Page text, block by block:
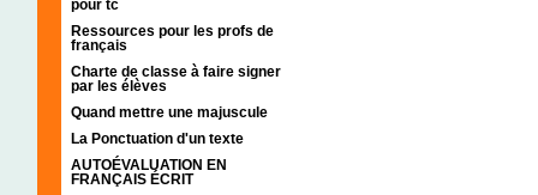
pour tc
Ressources pour les profs de
français
Charte de classe à faire signer
par les élèves
Quand mettre une majuscule
La Ponctuation d'un texte
AUTOÉVALUATION EN
FRANÇAIS ÉCRIT